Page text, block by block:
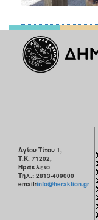
Αγίου Τίτου 1,
Τ.Κ. 71202,
Ηράκλειο
Τηλ.: 2813-409000
email:info@heraklion.gr